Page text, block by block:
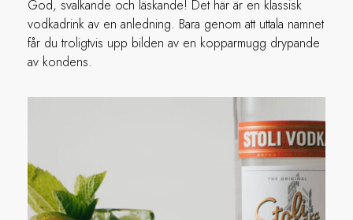
God, svalkande och läskande! Det här är en klassisk
vodkadrink av en anledning. Bara genom att uttala namnet
får du troligtvis upp bilden av en kopparmugg drypande
av kondens.